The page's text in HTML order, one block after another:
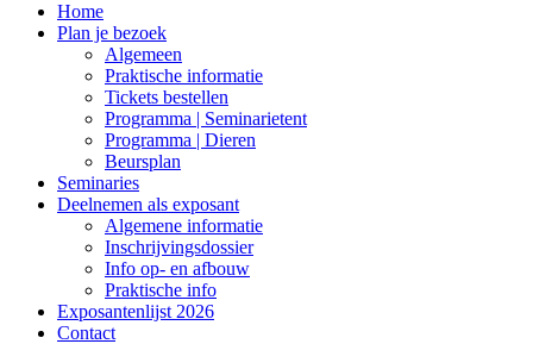
Home
Plan je bezoek
Algemeen
Praktische informatie
Tickets bestellen
Programma | Seminarietent
Programma | Dieren
Beursplan
Seminaries
Deelnemen als exposant
Algemene informatie
Inschrijvingsdossier
Info op- en afbouw
Praktische info
Exposantenlijst 2026
Contact